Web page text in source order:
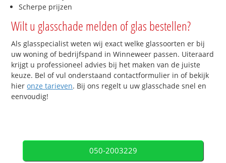
Scherpe prijzen
Wilt u glasschade melden of glas bestellen?
Als glasspecialist weten wij exact welke glassoorten er bij
uw woning of bedrijfspand in Winneweer passen. Uiteraard
krijgt u professioneel advies bij het maken van de juiste
keuze. Bel of vul onderstaand contactformulier in of bekijk
hieronze tarieven. Bij ons regelt u uw glasschade snel en
eenvoudig!
050-2003229